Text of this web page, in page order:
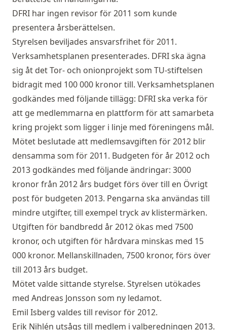
DFRI har ingen revisor för 2011 som kunde
presentera årsberättelsen.
Styrelsen beviljades ansvarsfrihet för 2011.
Verksamhetsplanen presenterades. DFRI ska ägna
sig åt det Tor- och onionprojekt som TU-stiftelsen
bidragit med 100 000 kronor till. Verksamhetsplanen
godkändes med följande tillägg: DFRI ska verka för
att ge medlemmarna en plattform för att samarbeta
kring projekt som ligger i linje med föreningens mål.
Mötet beslutade att medlemsavgiften för 2012 blir
densamma som för 2011. Budgeten för år 2012 och
2013 godkändes med följande ändringar: 3000
kronor från 2012 års budget förs över till en Övrigt
post för budgeten 2013. Pengarna ska användas till
mindre utgifter, till exempel tryck av klistermärken.
Utgiften för bandbredd år 2012 ökas med 7500
kronor, och utgiften för hårdvara minskas med 15
000 kronor. Mellanskillnaden, 7500 kronor, förs över
till 2013 års budget.
Mötet valde sittande styrelse. Styrelsen utökades
med Andreas Jonsson som ny ledamot.
Emil Isberg valdes till revisor för 2012.
Erik Nihlén utsågs till medlem i valberedningen 2013.